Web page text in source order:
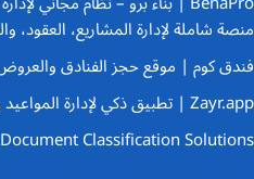
منصة شاملة لإدارة المشاريع، العقود،
فندق كوم | موقع حجز الفنادق
Zayr.app | تطبيق ذكي لإدارة المواعيد والخدمات
Document Classification Solutions - نظام آلي تصنيف الوثائق